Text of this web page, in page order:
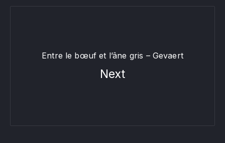
Entre le bœuf et l’âne gris – Gevaert
Next